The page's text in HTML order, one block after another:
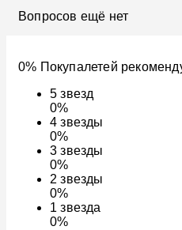
Вопросов ещё нет
0% Покупалетей
5звезд
0%
4звезды
0%
3звезды
0%
2звезды
0%
1звезда
0%